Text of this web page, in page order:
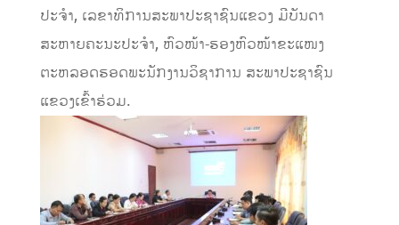
ປະຈຳ, ເລຂາທິການສະພາປະຊາຊົນແຂວງ ມີບັນດາ
ສະຫາຍຄະນະປະຈຳ, ຫົວໜ້າ-ຮອງຫົວໜ້າຂະແໜງ
ຕະຫລອດຮອດພະນັກງານວິຊາການ ສະພາປະຊາຊົນ
ແຂວງເຂົ້າຮ່ວມ.